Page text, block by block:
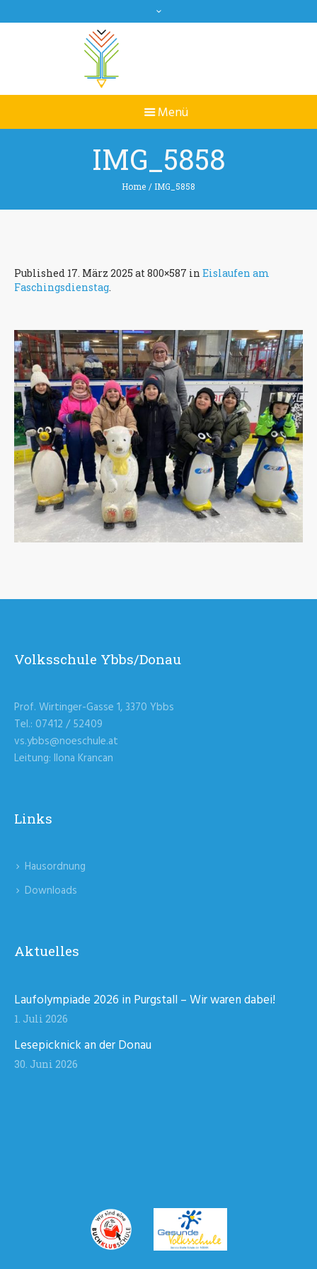
IMG_5858
Home / IMG_5858
Published 17. März 2025 at 800×587 in Eislaufen am
Faschingsdienstag.
Volksschule Ybbs/Donau
Prof. Wirtinger-Gasse 1, 3370 Ybbs
Tel.: 07412 / 52409
vs.ybbs@noeschule.at
Leitung: Ilona Krancan
Links
Hausordnung
Downloads
Aktuelles
Laufolympiade 2026 in Purgstall – Wir waren dabei!
1. Juli 2026
Lesepicknick an der Donau
30. Juni 2026